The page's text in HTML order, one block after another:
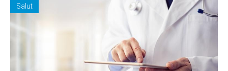
Salut